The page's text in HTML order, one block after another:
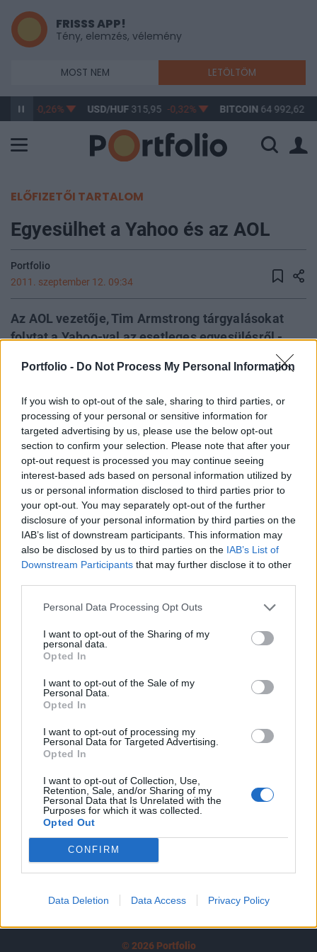
Portfolio - Do Not Process My Personal Information
If you wish to opt-out of the sale, sharing to third parties, or
processing of your personal or sensitive information for
targeted advertising by us, please use the below opt-out
section to confirm your selection. Please note that after your
opt-out request is processed you may continue seeing
interest-based ads based on personal information utilized by
us or personal information disclosed to third parties prior to
your opt-out. You may separately opt-out of the further
disclosure of your personal information by third parties on the
IAB’s list of downstream participants. This information may
also be disclosed by us to third parties on the IAB’s List of
Downstream Participants that may further disclose it to other
Personal Data Processing Opt Outs
I want to opt-out of the Sharing of my
personal data.
Opted In
I want to opt-out of the Sale of my
Personal Data.
Opted In
I want to opt-out of processing my
Personal Data for Targeted Advertising.
Opted In
I want to opt-out of Collection, Use,
Retention, Sale, and/or Sharing of my
Personal Data that Is Unrelated with the
Purposes for which it was collected.
Opted Out
CONFIRM
Data Deletion Data Access Privacy Policy
FRISSS APP!
Tény, elemzés, vélemény
MOST NEM LETÖLTÖM
-0,26% USD/HUF315,95 -0,32% BITCOIN64 992,62
ELŐFIZETŐI TARTALOM
Egyesülhet a Yahoo és az AOL
Portfolio
2011. szeptember 12. 09:34
Az AOL vezetője, Tim Armstrong tárgyalásokat
folytat a Yahoo-val az esetleges egyesülésről -
adta hírül a Bloomberg az ügyhöz közel álló, meg
nem nevezett forrásokra hivatkozva. Mint
menesztette vezérigazgatóját, mivel képtelen volt
talpraállítani a vállalatot.
Armstrong vizsgálja a Yahoo-val történő esetleges
egyesülés lehetőségét, melynek célja, hogy mindkét
internetes cég megerősödjön - közölték a nevük
elhallgatását kérő személyek. Armstrong állítólag private
equity társaságokkal és az Allen & Co. befektetési
bankáraival is tárgyalt az összeolvadásról. Az AOL már
nem először közeledik a Yahoo-hoz, a társaság...
KEDVES OLVASÓNK!
A keresett cikk a portfolio.hu hírarchívumához
tartozik, melynek olvasása előfizetéses
Az előfizetés a következőket tartalmazza:
Portfolio.hu teljes cikkarchívum
Kötéslisták: BÉT elmúlt 2 év napon belüli
kötéslistái
Előfizetés
MÁR ELŐFIZETŐNK VAGY?BEJELENTKEZÉS
© 2026 Portfolio